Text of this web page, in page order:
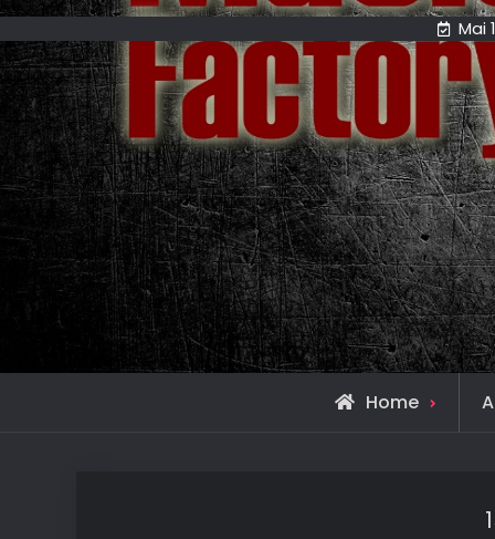
Mai
Home